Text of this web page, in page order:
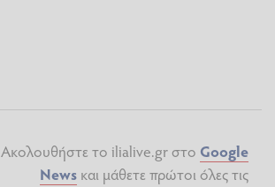
Ακολουθήστε το ilialive.gr στο Google
News και μάθετε πρώτοι όλες τις